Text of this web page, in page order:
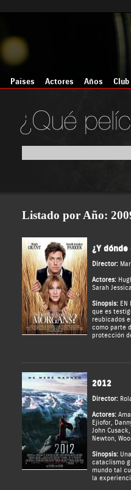
Países Actores Años Club
Listado por Año:
¿Y
Director:
Actores:
Sarah
Sinopsis:EN
que es
reubicados
como parte
protección
2012
Director:
Actores:
Ejiofor,
John Cusack
Newton,
Sinopsis:
cataclismo
mundo tal
la